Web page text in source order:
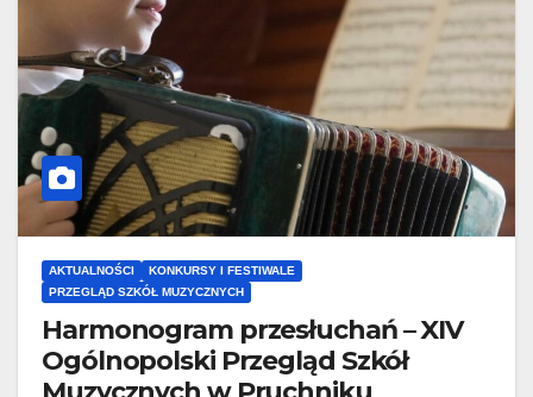
AKTUALNOŚCI
KONKURSY I FESTIWALE
PRZEGLĄD SZKÓŁ MUZYCZNYCH
Harmonogram przesłuchań – XIV
Ogólnopolski Przegląd Szkół